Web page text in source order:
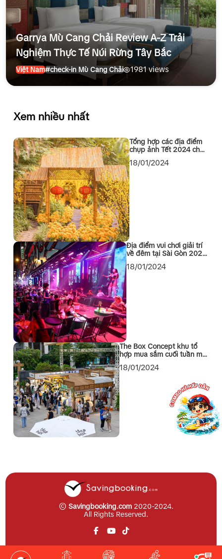
Garrya Mù Cang Chải Review A-Z Trải
Nghiệm Thực Tế Núi Rừng Tây Bắc
Việt Nam#check-in Mù Cang Chải 1981 views
Xem nhiều nhất
Tổng hợp các địa điểm
chụp ảnh Tết 2024 cho
18/01/2024
Địa điểm vui chơi giải trí
về đêm tại Sài Gòn 2024
không thể bỏ qua
18/01/2024
The Box Concept khu tổ
hợp mua sắm cuối tuần mới
18/01/2024
© Savingbooking.com2020-2024.
All Rights Reserved.